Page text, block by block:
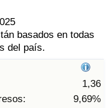
basados en todas
del país.
1,36
9,69%